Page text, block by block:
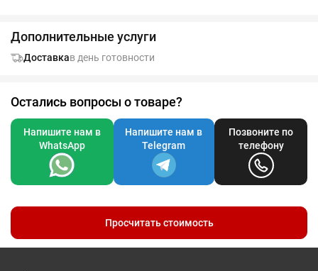
Дополнительные услуги
Доставкав день готовности
Остались вопросы о товаре?
Напишите нам в
WhatsApp
Напишите нам в
Telegram
Позвоните по
телефону
Просчитать стоимость